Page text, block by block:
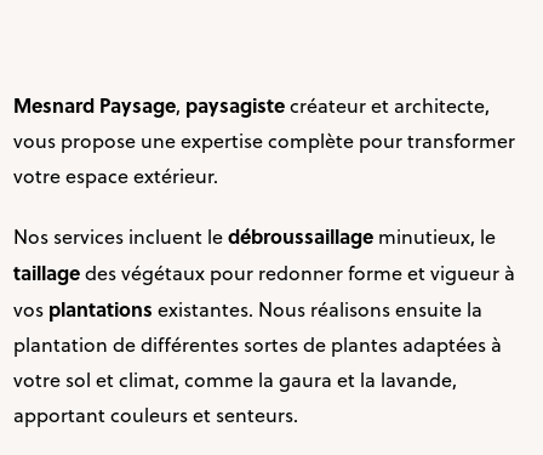
Mesnard Paysage, paysagistecréateur et architecte,
vous propose une expertise complète pour transformer
votre espace extérieur.
Nos services incluent ledébroussaillage minutieux, le
taillagedes végétaux pour redonner forme et vigueur à
vos plantationsexistantes. Nous réalisons ensuite la
plantation de différentes sortes de plantes adaptées à
votre sol et climat, comme la gaura et la lavande,
apportant couleurs et senteurs.